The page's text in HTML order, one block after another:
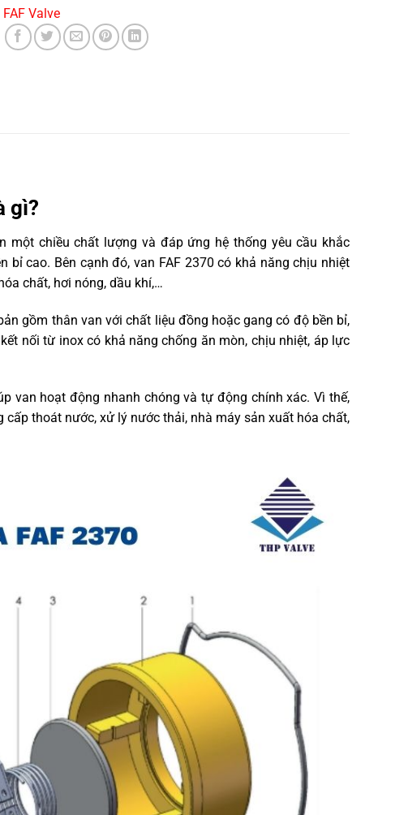
FAF Valve
gì?
một chiều chất lượng và đáp ứng hệ thống yêu cầu khắc
cao. Bên cạnh đó, van FAF 2370 có khả năng chịu nhiệt
chất, hơi nóng, dầu khí,…
gồm thân van với chất liệu đồng hoặc gang có độ bền bỉ,
nối từ inox có khả năng chống ăn mòn, chịu nhiệt, áp lực
van hoạt động nhanh chóng và tự động chính xác. Vì thế,
thoát nước, xử lý nước thải, nhà máy sản xuất hóa chất,